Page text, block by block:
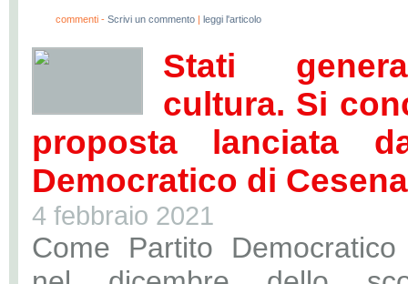
commenti - Scrivi un commento | leggi l'articolo
Stati
cultura. Si
proposta lanciata
Democratico di Cesena
4 febbraio 2021
Come Partito